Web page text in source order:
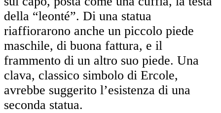
della “leonté”. Di una statua
riaffiorarono anche un piccolo piede
maschile, di buona fattura, e il
frammento di un altro suo piede. Una
clava, classico simbolo di Ercole,
avrebbe suggerito l’esistenza di una
seconda statua.